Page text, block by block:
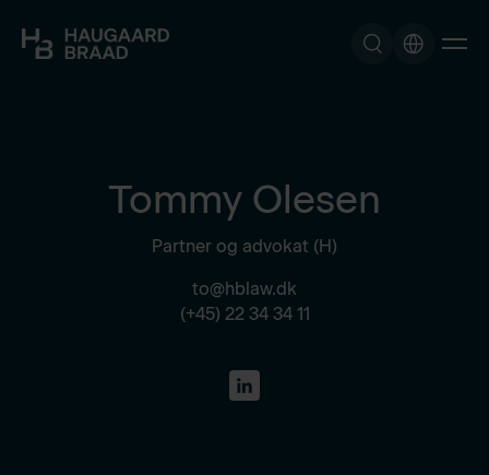
Tommy Olesen
Partner og advokat (H)
to@hblaw.dk
(+45) 22 34 34 11